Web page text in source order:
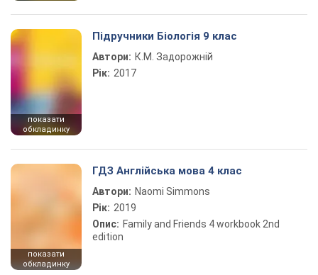
показати
обкладинку
Підручники Біологія 9 клас
Автори: К.М. Задорожній
Рік: 2017
показати
обкладинку
ГДЗ Англійська мова 4 клас
Автори: Naomi Simmons
Рік: 2019
Опис: Family and Friends 4 workbook 2nd
edition